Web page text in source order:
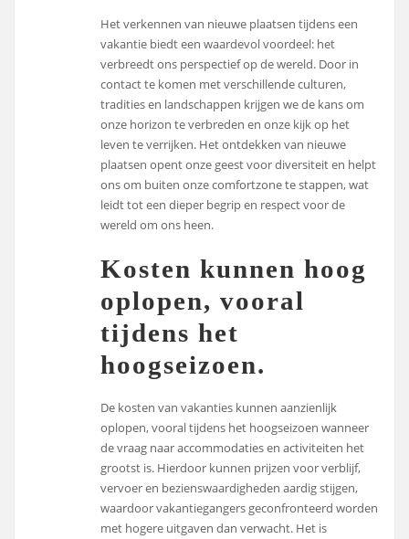
Het verkennen van nieuwe plaatsen tijdens een
vakantie biedt een waardevol voordeel: het
verbreedt ons perspectief op de wereld. Door in
contact te komen met verschillende culturen,
tradities en landschappen krijgen we de kans om
onze horizon te verbreden en onze kijk op het
leven te verrijken. Het ontdekken van nieuwe
plaatsen opent onze geest voor diversiteit en helpt
ons om buiten onze comfortzone te stappen, wat
leidt tot een dieper begrip en respect voor de
wereld om ons heen.
Kosten kunnen hoog
oplopen, vooral
tijdens het
hoogseizoen.
De kosten van vakanties kunnen aanzienlijk
oplopen, vooral tijdens het hoogseizoen wanneer
de vraag naar accommodaties en activiteiten het
grootst is. Hierdoor kunnen prijzen voor verblijf,
vervoer en bezienswaardigheden aardig stijgen,
waardoor vakantiegangers geconfronteerd worden
met hogere uitgaven dan verwacht. Het is